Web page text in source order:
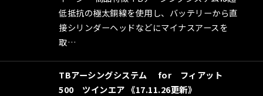
低抵抗の極太銅線を使用し、バッテリーから直
接シリンダーヘッドなどにマイナスアースを
取…
TBアーシングシステム for フィアット
500 ツインエア 《17.11.26更新》